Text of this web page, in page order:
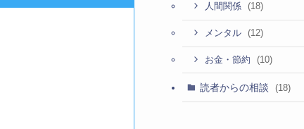
人間関係 (18)
メンタル (12)
お金・節約 (10)
読者からの相談 (18)